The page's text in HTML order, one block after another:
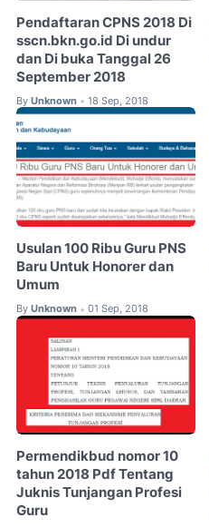
Pendaftaran CPNS 2018 Di
sscn.bkn.go.id Di undur
dan Di buka Tanggal 26
September 2018
By Unknown • 18 Sep, 2018
Usulan 100 Ribu Guru PNS
Baru Untuk Honorer dan
Umum
By Unknown • 01 Sep, 2018
Permendikbud nomor 10
tahun 2018 Pdf Tentang
Juknis Tunjangan Profesi
Guru